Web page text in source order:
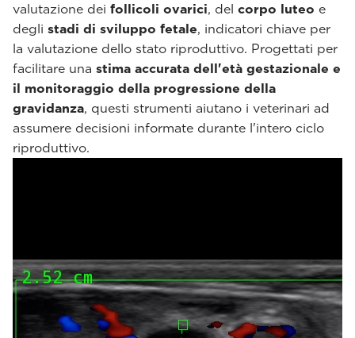
valutazione dei follicoli ovarici, del corpo luteo e
degli stadi di sviluppo fetale, indicatori chiave per
la valutazione dello stato riproduttivo. Progettati per
facilitare una stima accurata dell'età gestazionale e
il monitoraggio della progressione della
gravidanza, questi strumenti aiutano i veterinari ad
assumere decisioni informate durante l'intero ciclo
riproduttivo.